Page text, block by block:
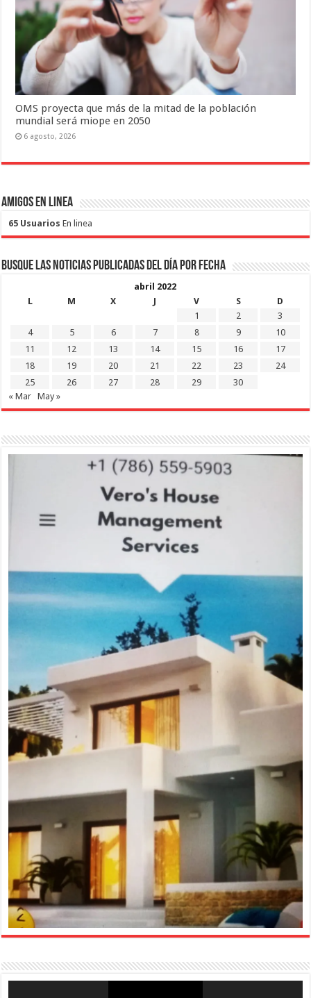
OMS proyecta que más de la mitad de la población
mundial será miope en 2050
6 agosto, 2026
Amigos en Linea
65 Usuarios En linea
Busque las noticias publicadas del día por fecha
abril 2022
L
M X J V S
D
1
2
3
4
5 6 7 8 9
10
11
12 13 14 15 16
17
18
19 20 21 22 23
24
25
26 27 28 29
30
« Mar
May »